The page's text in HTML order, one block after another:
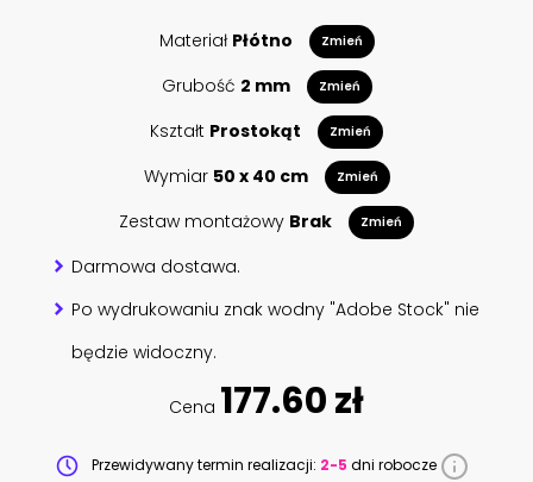
Materiał Płótno Zmień
Grubość 2 mm Zmień
Kształt Prostokąt Zmień
Wymiar 50 x 40 cm Zmień
Zestaw montażowy Brak Zmień
Darmowa dostawa.
Po wydrukowaniu znak wodny "Adobe Stock" nie
będzie widoczny.
Cena 177.60 zł
Przewidywany termin realizacji: 2-5 dni robocze